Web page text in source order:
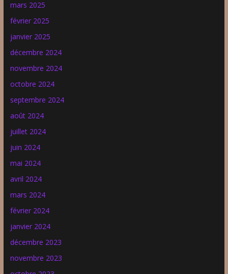
mars 2025
février 2025
janvier 2025
décembre 2024
novembre 2024
octobre 2024
septembre 2024
août 2024
juillet 2024
juin 2024
mai 2024
avril 2024
mars 2024
février 2024
janvier 2024
décembre 2023
novembre 2023